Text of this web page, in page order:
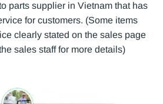
parts supplier in Vietnam that has
for customers. (Some items
clearly stated on the sales page
sales staff for more details)